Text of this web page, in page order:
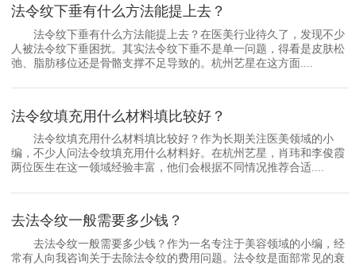
法令纹下垂有什么方法能提上去？
法令纹下垂有什么方法能提上去？在医美行业待久了，发现不少
人被法令纹下垂困扰。其实法令纹下垂不是单一问题，得看是皮肤松
弛、脂肪移位还是骨骼支撑不足导致的。杭州艺星在这方面....
法令纹填充用什么材料填比较好？
法令纹填充用什么材料填比较好？作为长期关注医美领域的小
编，不少人问法令纹填充用什么材料好。在杭州艺星，肖玮和李俊霞
两位医生在这一领域经验丰富，他们会根据不同情况推荐合适....
去法令纹一般需要多少钱？
去法令纹一般需要多少钱？作为一名专注于美容领域的小编，经
常有人向我咨询关于去除法令纹的费用问题。法令纹是面部常见的衰